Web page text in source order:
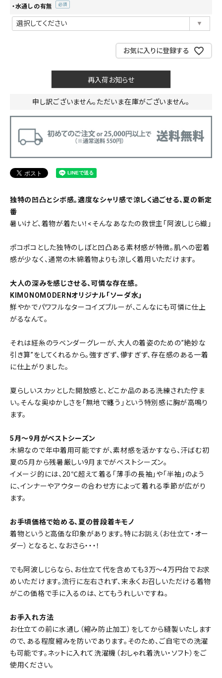
・水通しの有無
須)
お気に入りに登録する
再入荷お知らせ
申し訳ございません。ただいま在庫がございません。
独特の凹凸とシボ感。適度なシャリ感で涼しく過ごせる、夏の新定
番
暑いけど、着物が着たい！<そんなあなたの救世主「阿波しじら織」
ポコポコとした独特のしぼと凹凸ある素材感が特徴。肌への密着
感が少なく、通常の木綿着物よりも涼しく着用いただけます。
大人の深みを感じさせる、可憐な存在感。
KIMONOMODERNオリジナル「ソーダ水」
鮮やかでパワフルなターコイズブルーが、こんなにも可憐に仕上
がるなんて。
それは経糸のラベンダーグレーが、大人の着姿のための”絶妙な
引き算”をしてくれるから。強すぎず、儚すぎず、存在感のある一着
に仕上がりました。
夏らしいスカッとした開放感と、どこか品のある洗練された佇ま
い。そんな奥ゆかしさを「無地で纏う」という特別感に胸が高鳴り
ます。
5月～9月がベストシーズン
木綿なので年中着用可能ですが、素材感を活かすなら、汗ばむ初
夏の5月から残暑厳しい9月までがベストシーズン。
イメージ的には、20℃超えて着る「薄手の長袖」や「半袖」のよう
に、インナーやアウターの合わせ方によって着れる季節が広がり
ます。
お手頃価格で始める、夏の普段着キモノ
着物というと高価な印象があります。特にお誂え（お仕立て・オー
ダー）となると、なおさら・・・！
でも阿波しじらなら、お仕立て代を含めても3万～4万円台でお求
めいただけます。流行に左右されず、末永くお召しいただける着物
がこの価格で手に入るのは、とてもうれしいですね。
お手入れ方法
お仕立ての前に水通し（縮み防止加工）をしてから縫製いたします
ので、ある程度縮みを防いであります。そのため、ご自宅での洗濯
も可能です。ネットに入れて洗濯機（おしゃれ着洗い・ソフト）をご
使用ください。